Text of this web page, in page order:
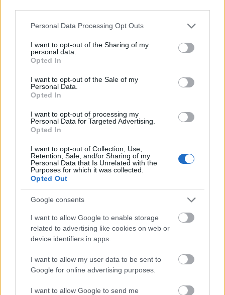
Please note that this website/app uses one or more Google
not limited to your visit or usage behaviour. You may click to
grant or deny consent to Google and its third-party tags to
use your data for below specified purposes in below Google
consent section.
Personal Data Processing Opt Outs
I want to opt-out of the Sharing of my
personal data.
Opted In
I want to opt-out of the Sale of my
Personal Data.
Opted In
I want to opt-out of processing my
Personal Data for Targeted Advertising.
Opted In
I want to opt-out of Collection, Use,
Retention, Sale, and/or Sharing of my
Personal Data that Is Unrelated with the
Purposes for which it was collected.
Opted Out
Google consents
I want to allow Google to enable storage
related to advertising like cookies on web or
device identifiers in apps.
I want to allow my user data to be sent to
Google for online advertising purposes.
I want to allow Google to send me
Vagyonvisszaszerzés: amikor a pénz
gyorsabban fut, mint a jog
ELEMZÉSEK
Kéthónapos a Tisza-kormány: íme a mérleg!
ELEMZÉSEK 2026. júl. 21.